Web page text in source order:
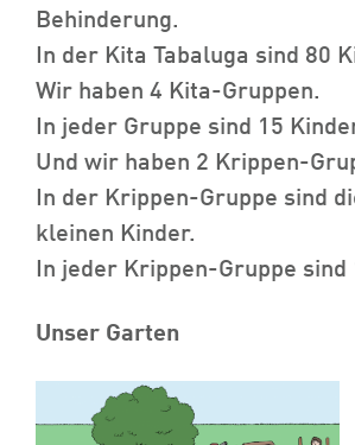
Behinderung.
In der Kita Tabaluga sind 80
Wir haben 4 Kita-Gruppen.
In jeder Gruppe sind 15
Und wir haben 2 Krippen-
In der Krippen-Gruppe sind
kleinen Kinder.
In jeder Krippen-Gruppe sind
Unser Garten